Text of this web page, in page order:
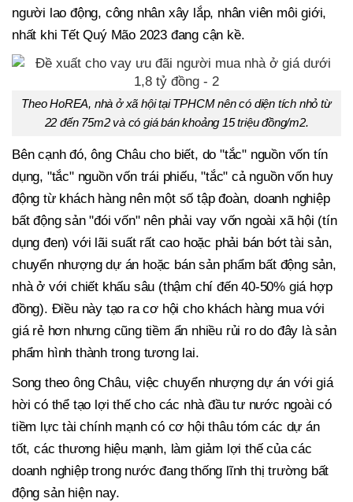
người lao động, công nhân xây lắp, nhân viên môi giới,
nhất khi Tết Quý Mão 2023 đang cận kề.
Theo HoREA, nhà ở xã hội tại TPHCM nên có diện tích nhỏ từ
22 đến 75m2 và có giá bán khoảng 15 triệu đồng/m2.
Bên cạnh đó, ông Châu cho biết, do "tắc" nguồn vốn tín
dụng, "tắc" nguồn vốn trái phiếu, "tắc" cả nguồn vốn huy
động từ khách hàng nên một số tập đoàn, doanh nghiệp
bất động sản "đói vốn" nên phải vay vốn ngoài xã hội (tín
dụng đen) với lãi suất rất cao hoặc phải bán bớt tài sản,
chuyển nhượng dự án hoặc bán sản phẩm bất động sản,
nhà ở với chiết khấu sâu (thậm chí đến 40-50% giá hợp
đồng). Điều này tạo ra cơ hội cho khách hàng mua với
giá rẻ hơn nhưng cũng tiềm ẩn nhiều rủi ro do đây là sản
phẩm hình thành trong tương lai.
Song theo ông Châu, việc chuyển nhượng dự án với giá
hời có thể tạo lợi thế cho các nhà đầu tư nước ngoài có
tiềm lực tài chính mạnh có cơ hội thâu tóm các dự án
tốt, các thương hiệu mạnh, làm giảm lợi thế của các
doanh nghiệp trong nước đang thống lĩnh thị trường bất
động sản hiện nay.